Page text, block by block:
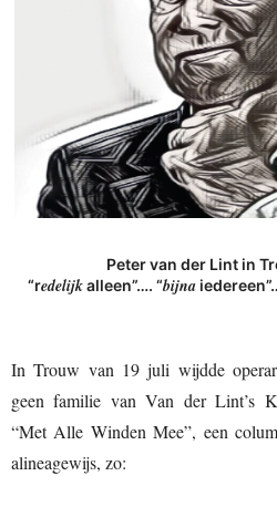
Peter van der Lint in
“redelijkalleen”…. “bijna
In Trouw van 19 juli wijdde
geen familie van Van der Lint’s
“Met Alle Winden Mee”, een
alineagewijs, zo: